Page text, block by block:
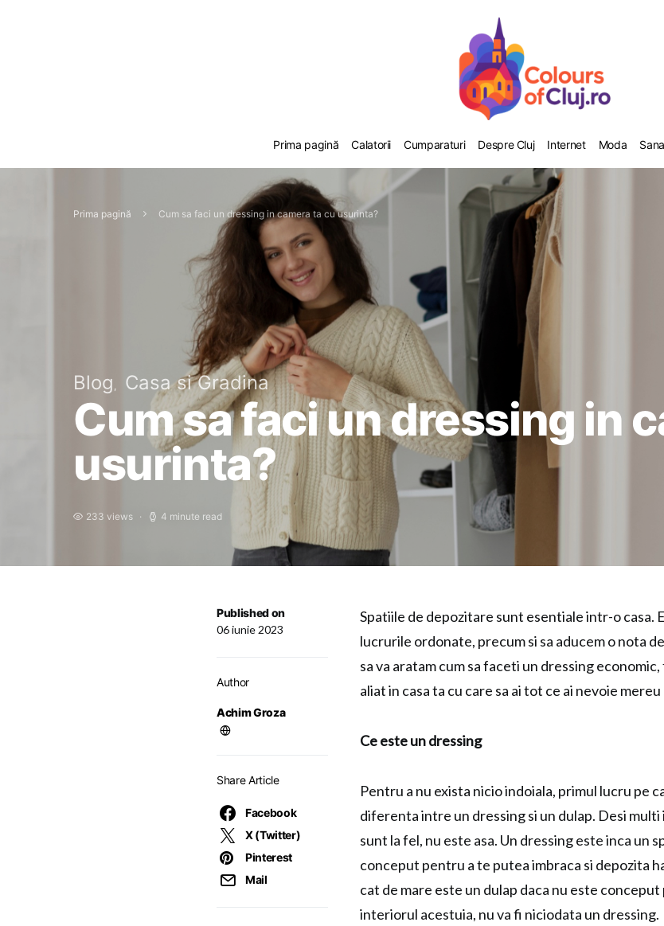
Prima pagină Calatorii Cumparaturi Despre Cluj Internet Moda
Prima pagină Cum sa faci un dressing in camera ta cu usurinta?
Blog Casa si Gradina
Cum sa faci un dressing in
usurinta?
233 views 4 minute read
Published on
06 iunie 2023
Author
Achim Groza
Share Article
Facebook
X (Twitter)
Pinterest
Mail
Spatiile de depozitare sunt esentiale intr-o casa.
lucrurile ordonate, precum si sa aducem o nota
sa va aratam cum sa faceti un dressing
aliat in casa ta cu care sa ai tot ce ai nevoie mereu
Ce este un dressing
Pentru a nu exista nicio indoiala, primul lucru pe
diferenta intre un dressing si un dulap. Desi multi
sunt la fel, nu este asa. Un dressing este inca un
conceput pentru a te putea imbraca si depozita
cat de mare este un dulap daca nu este
interiorul acestuia, nu va fi niciodata un dressing.